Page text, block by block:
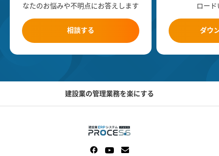
なたのお悩みや不明点にお答えします
相談する
ロー
ダウ
建設業の管理業務を楽にする